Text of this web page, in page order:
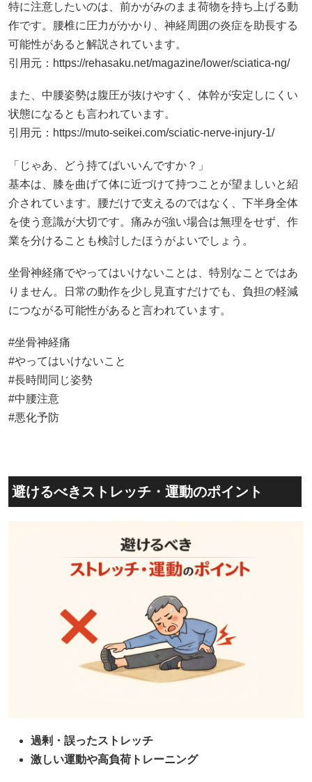
特に注意したいのは、前かがみのまま荷物を持ち上げる動
作です。腰椎に圧力がかかり、神経周囲の炎症を助長する
可能性があると解説されています。
引用元： https://rehasaku.net/magazine/lower/sciatica-ng/
また、中腰姿勢は腹圧が抜けやすく、体幹が安定しにくい
状態になるとも言われています。
引用元： https://muto-seikei.com/sciatic-nerve-injury-1/
「じゃあ、どう持てばいいんですか？」
基本は、膝を曲げて体に近づけて持つことが望ましいと紹
介されています。腰だけで支えるのではなく、下半身全体
を使う意識が大切です。痛みが強い場合は無理をせず、作
業を分けることも検討したほうがよいでしょう。
坐骨神経痛でやってはいけないことは、特別なことではあ
りません。日常の動作を少し見直すだけでも、負担の軽減
につながる可能性があると言われています。
#坐骨神経痛
#やってはいけないこと
#長時間同じ姿勢
#中腰注意
#悪化予防
避けるべきストレッチ・運動のポイント
過剰・誤ったストレッチ
激しい運動や高負荷トレーニング